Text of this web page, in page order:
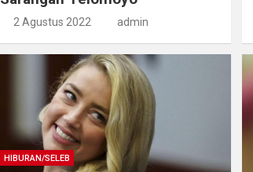
2 Agustus 2022 admin
HIBURAN/SELEB